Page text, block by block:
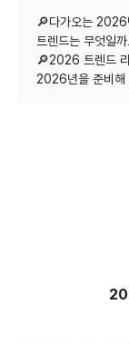
🔎다가오는 2026
트렌드는 무엇일
🔎2026 트렌드